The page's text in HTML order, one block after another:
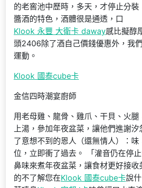
的老窖池中歷時，多天，才停止分裝
醬酒的特色，酒體很是通透，口
Klook 永豐 大衛卡 daway感比擬醇
頭2406除了酒自己價錢優惠外，我
運動。
Klook 國泰cube卡
金信四時潮宴廚師
用老母雞、龍骨、雞爪、干貝、火腿
上湯，參加年夜盆菜，讓他們進謝汐
了意想不到的恩人（還無情人）：
位，立即衝了過去。 「灌音仍在停
鼻味來煮年夜盆菜，讓食材更好接
的不了解您在Klook 國泰cube卡說